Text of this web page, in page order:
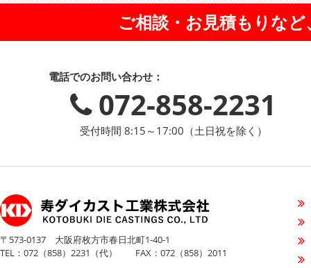
ご相談・お見積もりな
電話でのお問い合わせ：
072-858-2231
受付時間 8:15～17:00（土日祝を除く）
〒573-0137 大阪府枚方市春日北町1-40-1
TEL：072（858）2231（代） FAX：072（858）2011